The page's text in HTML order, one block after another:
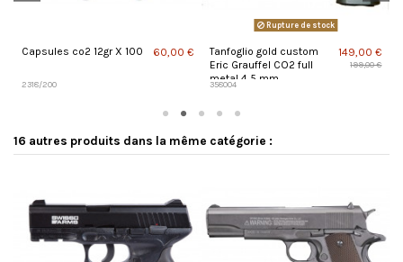
Capsules co2 12gr X 100
2318/200
60,00 €
Rupture de stock
Tanfoglio gold custom
Eric Grauffel CO2 full
metal 4,5 mm
358004
149,00 €
199,00 €
16 autres produits dans la même catégorie :